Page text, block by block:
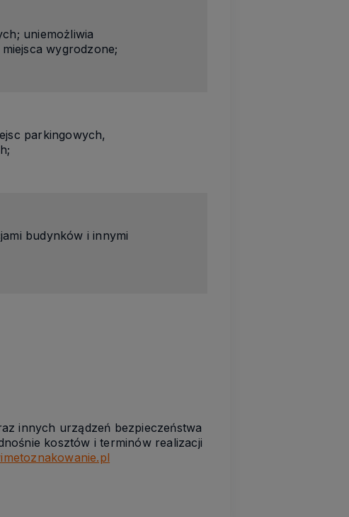
uniemożliwia
wygrodzone;
parkingowych,
budynków i innymi
innych urządzeń bezpieczeństwa
kosztów i terminów realizacji